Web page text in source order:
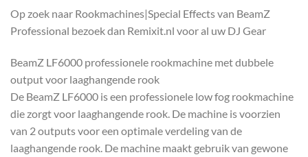
Op zoek naar Rookmachines|Special Effects van BeamZ
Professional bezoek dan Remixit.nl voor al uw DJ Gear
BeamZ LF6000 professionele rookmachine met dubbele
output voor laaghangende rook
De BeamZ LF6000 is een professionele low fog rookmachine
die zorgt voor laaghangende rook. De machine is voorzien
van 2 outputs voor een optimale verdeling van de
laaghangende rook. De machine maakt gebruik van gewone